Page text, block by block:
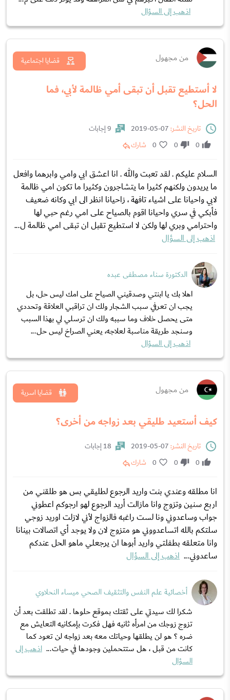
اذهب إلى السؤال
من مجهول
لا أستطيع تقبل أن تبقى أمي ظالمة لأبي، فما
الحل؟
قضايا اجتماعية
تاريخ النشر:
9 إجابات
0
0
0 شارك
السلام عليكم . لقد تعبت والله . انا اعشق ابي وامي وابرهما وافعل
ما يريدون ولكنهم كثيرا ما يتشاجرون وكثيرا ما تكون امي ظالمة
لابي واحيانا على اشياء تافهة ، زاحيانا انظر الى ابي وكانه ضعيف
فأبكي في سري واحيانا اقوم بالصياح على امي رغم حبي لها
واحترامي وبري لها ولكن لا استطيع تقبل ان تبقى امي ظالمة ل...
اذهب إلى السؤال
الدكتورة سناء مصطفى عبده
اهلا بك يا ابنتي وصدقيني الصياح على امك ليس حل، بل
يجب ان تعرفي سبب الشجار ولك ان تراقبي العلاقة وتحددي
متى يحصل خلاف وما سببه ولك ان ترسلي لي بهذا السبب
وسنجد طريقة مناسبة لعلاجه، يعني الصراخ ليس حل...
اذهب إلى السؤال
من مجهول
كيف أستعيد طليقي بعد زواجه من أخرى؟
قضايا اسرية
تاريخ النشر:
18 إجابات
0
0
0 شارك
انا مطلقه وعندي بنت واريد الرجوع لطليقي بس هو طلقني من
اربع سنين وتزوج وانا مازالت أريد الرجوع لهو ارجوكم اعطوني
جواب وساعدوني ونا لست راغبه فالزواج لأني لازلت اوريد زوجي
سلتكم بالله اتساعدووني هو متزوج لان ولا يوجد أي اتصالات بينانا
وانا متعلقه بطفلتي واريد أبوها ان يرجعلي ماهو الحل عندكم
ساعدوني... اذهب إلى السؤال
أخصائية علم النفس والتثقيف الصحي ميساء النحلاوي
شكرا لك سيدتي على ثقتك بموقع حلوها . لقد تطلقت بعد أن
تزوج زوجك من امرأه ثانيه فهل فكرت بإمكانيه التعايش مع
ضره ؟ هو لن يطلقها وحياتك معه بعد زواجه لن تعود كما
كانت من قبل ، هل ستتحملين وجودها في حيات... اذهب إلى
السؤال